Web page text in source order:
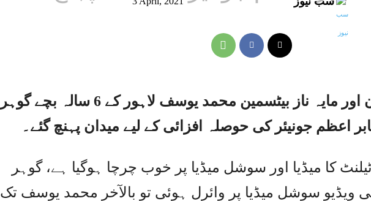
لاہور ،سابق کپتان اور مایہ ناز بیٹسمین محمد یوسف لاہور کے 6 سالہ بچے گوہر
اعظم جونیئر کی حوصلہ افزائی کے لیے میدان پہنچ گئے۔
کا میڈیا اور سوشل میڈیا پر خوب چرچا ہوگیا ہے، گوہر
ویڈیو سوشل میڈیا پر وائرل ہوئی تو بالآخر محمد یوسف تک